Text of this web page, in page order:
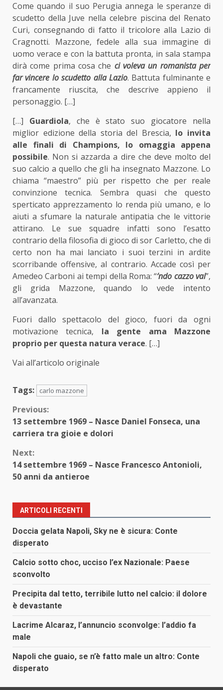
Come quando il suo Perugia annega le speranze di
scudetto della Juve nella celebre piscina del Renato
Curi, consegnando di fatto il tricolore alla Lazio di
Cragnotti. Mazzone, fedele alla sua immagine di
uomo verace e con la battuta pronta, in sala stampa
dirà come prima cosa che ci voleva un romanista per
far vincere lo scudetto alla Lazio. Battuta fulminante e
francamente riuscita, che descrive appieno il
personaggio. […]
[…] Guardiola, che è stato suo giocatore nella
miglior edizione della storia del Brescia, lo invita
alle finali di Champions, lo omaggia appena
possibile. Non si azzarda a dire che deve molto del
suo calcio a quello che gli ha insegnato Mazzone. Lo
chiama “maestro” più per rispetto che per reale
convinzione tecnica. Sembra quasi che questo
sperticato apprezzamento lo renda più umano, e lo
aiuti a sfumare la naturale antipatia che le vittorie
attirano. Le sue squadre infatti sono l’esatto
contrario della filosofia di gioco di sor Carletto, che di
certo non ha mai lanciato i suoi terzini in ardite
scorribande offensive, al contrario. Accade così per
Amedeo Carboni ai tempi della Roma: “‘ndo cazzo vai”,
gli grida Mazzone, quando lo vede intento
all’avanzata.
Fuori dallo spettacolo del gioco, fuori da ogni
motivazione tecnica, la gente ama Mazzone
proprio per questa natura verace. […]
Vai all’articolo originale
Tags: carlo mazzone
Continue
Reading
Previous:
13 settembre 1969 – Nasce Daniel Fonseca, una
carriera tra gioie e dolori
Next:
14 settembre 1969 – Nasce Francesco Antonioli,
50 anni da antieroe
ARTICOLI RECENTI
Doccia gelata Napoli, Sky ne è sicura: Conte
disperato
Calcio sotto choc, ucciso l’ex Nazionale: Paese
sconvolto
Precipita dal tetto, terribile lutto nel calcio: il dolore
è devastante
Lacrime Alcaraz, l’annuncio sconvolge: l’addio fa
male
Napoli che guaio, se n’è fatto male un altro: Conte
disperato